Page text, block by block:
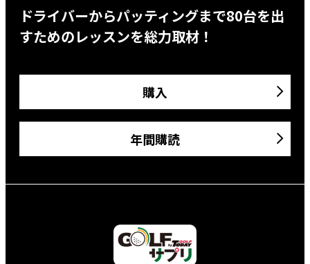
ドライバーからパッティングまで80台を出
すためのレッスンを総力取材！
購入
年間購読